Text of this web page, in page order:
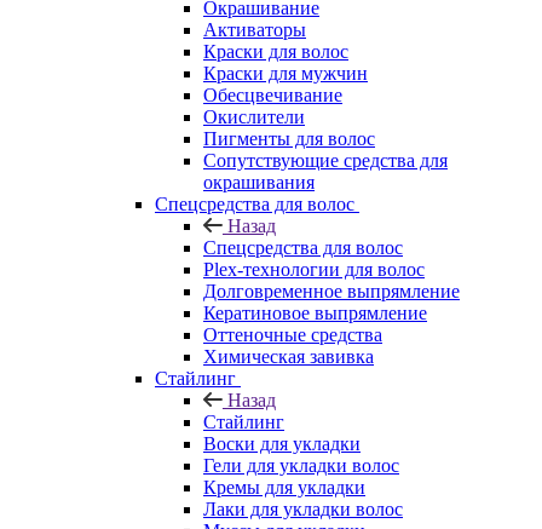
Окрашивание
Активаторы
Краски для волос
Краски для мужчин
Обесцвечивание
Окислители
Пигменты для волос
Сопутствующие средства для
окрашивания
Спецсредства для волос
Назад
Спецсредства для волос
Plex-технологии для волос
Долговременное выпрямление
Кератиновое выпрямление
Оттеночные средства
Химическая завивка
Стайлинг
Назад
Стайлинг
Воски для укладки
Гели для укладки волос
Кремы для укладки
Лаки для укладки волос